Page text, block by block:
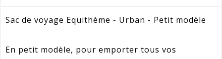
Sac de voyage Equithème - Urban - Petit modèle
En petit modèle, pour emporter tous vos